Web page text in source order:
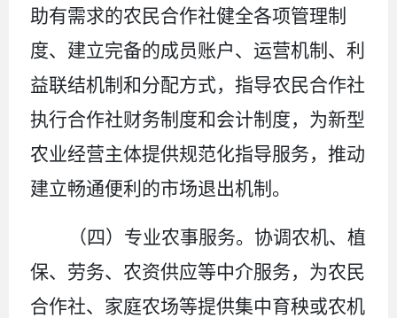
助有需求的农民合作社健全各项管理制
度、建立完备的成员账户、运营机制、利
益联结机制和分配方式，指导农民合作社
执行合作社财务制度和会计制度， 为新型
农业经营主体提供规范化指导服务，推动
建立畅通便利的市场退出机制。
（四）专业农事服务。 协调农机、植
保、劳务、农资供应等中介服务，为农民
合作社、家庭农场等提供集中育秧或农机